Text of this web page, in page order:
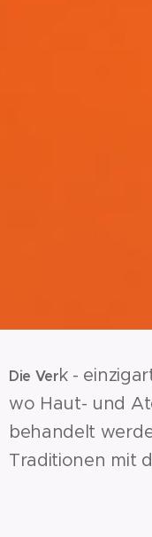
Die Verk -
wo Haut- und
behandelt
Traditionen mit